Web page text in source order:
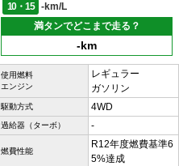
10・15
-km/L
満タンでどこまで走る？
-km
使用燃料
エンジン
レギュラー
ガソリン
駆動方式 4WD
過給器（ターボ） -
燃費性能
R12年度燃費基準6
5%達成